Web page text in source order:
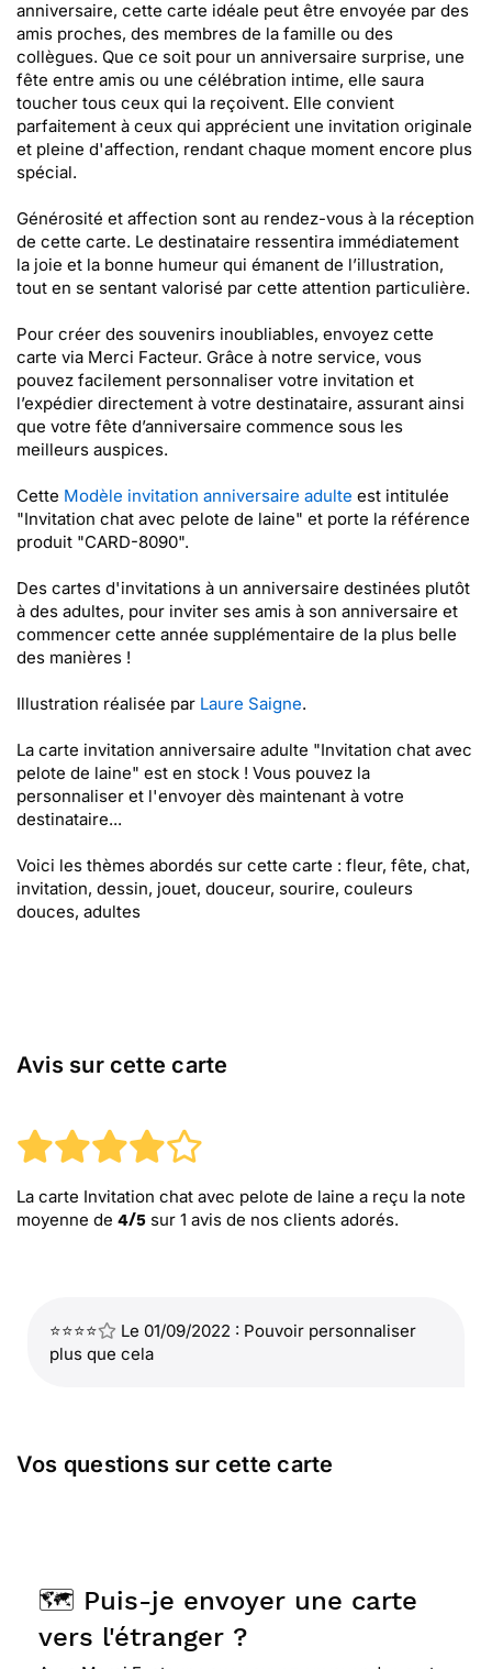
anniversaire, cette carte idéale peut être envoyée par des
amis proches, des membres de la famille ou des
collègues. Que ce soit pour un anniversaire surprise, une
fête entre amis ou une célébration intime, elle saura
toucher tous ceux qui la reçoivent. Elle convient
parfaitement à ceux qui apprécient une invitation originale
et pleine d'affection, rendant chaque moment encore plus
spécial.
Générosité et affection sont au rendez-vous à la réception
de cette carte. Le destinataire ressentira immédiatement
la joie et la bonne humeur qui émanent de l’illustration,
tout en se sentant valorisé par cette attention particulière.
Pour créer des souvenirs inoubliables, envoyez cette
carte via Merci Facteur. Grâce à notre service, vous
pouvez facilement personnaliser votre invitation et
l’expédier directement à votre destinataire, assurant ainsi
que votre fête d’anniversaire commence sous les
meilleurs auspices.
Cette Modèle invitation anniversaire adulte est intitulée
"Invitation chat avec pelote de laine" et porte la référence
produit "CARD-8090".
Des cartes d'invitations à un anniversaire destinées plutôt
à des adultes, pour inviter ses amis à son anniversaire et
commencer cette année supplémentaire de la plus belle
des manières !
Illustration réalisée par Laure Saigne.
La carte invitation anniversaire adulte "Invitation chat avec
pelote de laine" est en stock ! Vous pouvez la
personnaliser et l'envoyer dès maintenant à votre
destinataire...
Voici les thèmes abordés sur cette carte : fleur, fête, chat,
invitation, dessin, jouet, douceur, sourire, couleurs
douces, adultes
Avis sur cette carte
La carte Invitation chat avec pelote de laine a reçu la note
moyenne de 4/5 sur 1 avis de nos clients adorés.
⭐⭐⭐⭐
Le 01/09/2022 : Pouvoir personnaliser
plus que cela
Vos questions sur cette carte
🗺️ Puis-je envoyer une carte
vers l'étranger ?